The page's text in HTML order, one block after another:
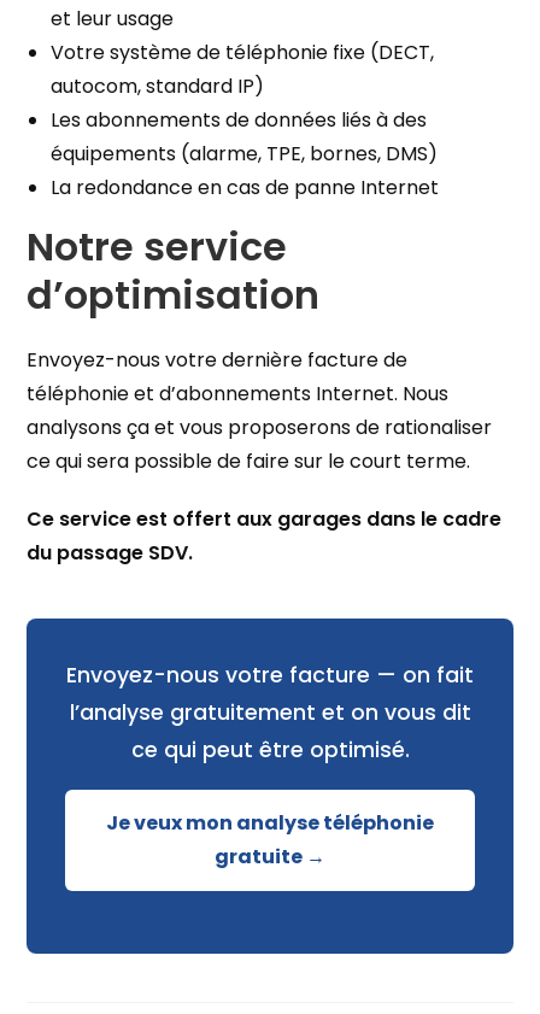
et leur usage
Votre système de téléphonie fixe (DECT,
autocom, standard IP)
Les abonnements de données liés à des
équipements (alarme, TPE, bornes, DMS)
La redondance en cas de panne Internet
Notre service
d’optimisation
Envoyez-nous votre dernière facture de
téléphonie et d’abonnements Internet. Nous
analysons ça et vous proposerons de rationaliser
ce qui sera possible de faire sur le court terme.
Ce service est offert aux garages dans le cadre
du passage SDV.
Envoyez-nous votre facture — on fait
l’analyse gratuitement et on vous dit
ce qui peut être optimisé.
Je veux mon analyse téléphonie
gratuite →